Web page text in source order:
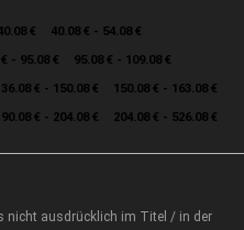
€
40.08 € - 54.08 €
- 95.08 €
95.08 € - 109.08 €
€ - 150.08 €
150.08 € - 163.08 €
€ - 204.08 € 204.08 € - 526.08 €
nicht ausdrücklich im Titel / in der